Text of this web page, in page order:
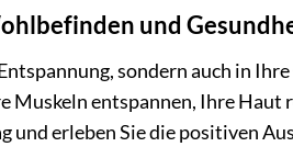
und
sondern auch in
Muskeln entspannen, Ihre Haut
und erleben Sie die positiven